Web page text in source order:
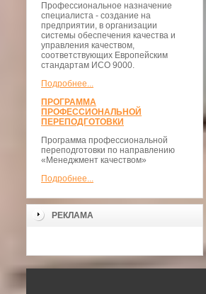
Профессиональное назначение
специалиста - создание на
предприятии, в организации
системы обеспечения качества и
управления качеством,
соответствующих Европейским
стандартам ИСО 9000.
Подробнее...
ПРОГРАММА
ПРОФЕССИОНАЛЬНОЙ
ПЕРЕПОДГОТОВКИ
Программа профессиональной
переподготовки по направлению
«Менеджмент качеством»
Подробнее...
РЕКЛАМА